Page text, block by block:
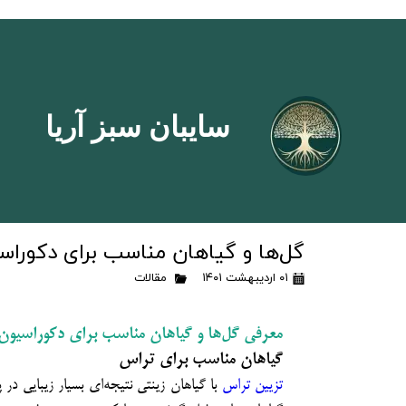
سایبان سبز آریا
گل‌ها و گیاهان مناسب برای
۰۱ اردیبهشت ۱۴۰۱ مقالات
معرفی گل‌ها و گیاهان مناسب برای
گیاهان مناسب برای تراس­
تزیین تراس با گیاهان زینتی نتیجه‌ای بسیار زیبایی